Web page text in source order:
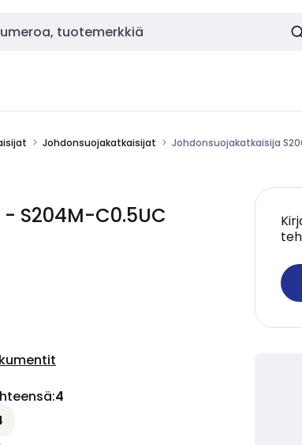
Johdonsuojakatkaisijat Johdonsuojakatkaisija
S204M-C0.5UC
:4
vaihtoehdot